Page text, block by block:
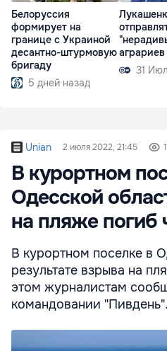
Белоруссия
формирует на
границе с Украиной
десантно-штурмовую
бригаду
5 дней назад
31
Unian 2 июля 2022, 21:45
В курортном
Одесской
на пляже погиб
В курортном поселке в
результате взрыва на
этом журналистам
командовании "Пивдень".